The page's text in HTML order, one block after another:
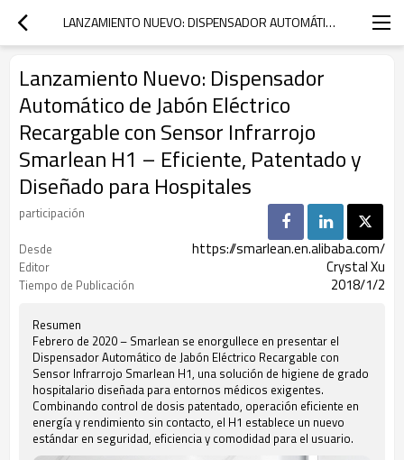
LANZAMIENTO NUEVO: DISPENSADOR AUTOMÁTICO DE JABÓN ELÉCTRICO RECARGABLE CON SENSOR INFRARROJO SMARLEAN H1 – EFICIENTE, PATENTADO Y DISEÑADO PARA HOSPITALES
Lanzamiento Nuevo: Dispensador
Automático de Jabón Eléctrico
Recargable con Sensor Infrarrojo
Smarlean H1 – Eficiente, Patentado y
Diseñado para Hospitales
participación
Desde
https://smarlean.en.alibaba.com/
Editor Crystal Xu
Tiempo de Publicación 2018/1/2
Resumen
Febrero de 2020 – Smarlean se enorgullece en presentar el
Dispensador Automático de Jabón Eléctrico Recargable con
Sensor Infrarrojo Smarlean H1, una solución de higiene de grado
hospitalario diseñada para entornos médicos exigentes.
Combinando control de dosis patentado, operación eficiente en
energía y rendimiento sin contacto, el H1 establece un nuevo
estándar en seguridad, eficiencia y comodidad para el usuario.